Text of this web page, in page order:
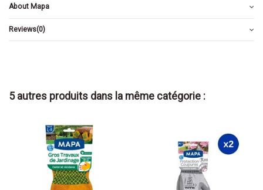
About Mapa
Reviews(0)
5 autres produits dans la même catégorie :